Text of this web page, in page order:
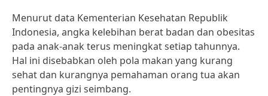
Menurut data Kementerian Kesehatan Republik
Indonesia, angka kelebihan berat badan dan obesitas
pada anak-anak terus meningkat setiap tahunnya.
Hal ini disebabkan oleh pola makan yang kurang
sehat dan kurangnya pemahaman orang tua akan
pentingnya gizi seimbang.